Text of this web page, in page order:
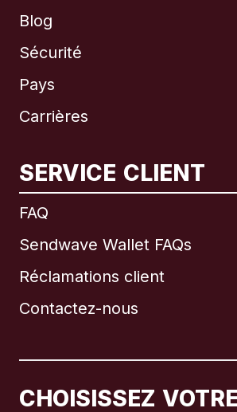
Blog
Sécurité
Pays
Carrières
SERVICE CLIENT
FAQ
Sendwave Wallet FAQs
Réclamations client
Contactez-nous
CHOISISSEZ
International English
Brésil